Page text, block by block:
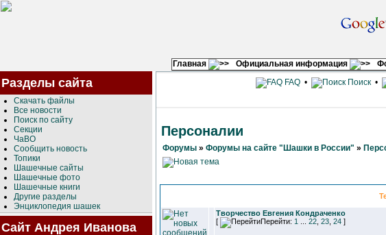
Главная
Официальная информация
Разделы сайта
Скачать файлы
Все новости
Поиск по сайту
Секции
ЧаВО
Сообщить новость
Топики
Шашечные сайты
Шашечные фото
Шашечные книги
Другие разделы
Энциклопедия шашек
Сайт Андрея Иванова
FAQ• Поиск•
Персоналии
Форумы » Форумы на сайте "Шашки в России" »
Творчество Евгения Кондраченко
[
Перейти: 1 22 23 24 ]